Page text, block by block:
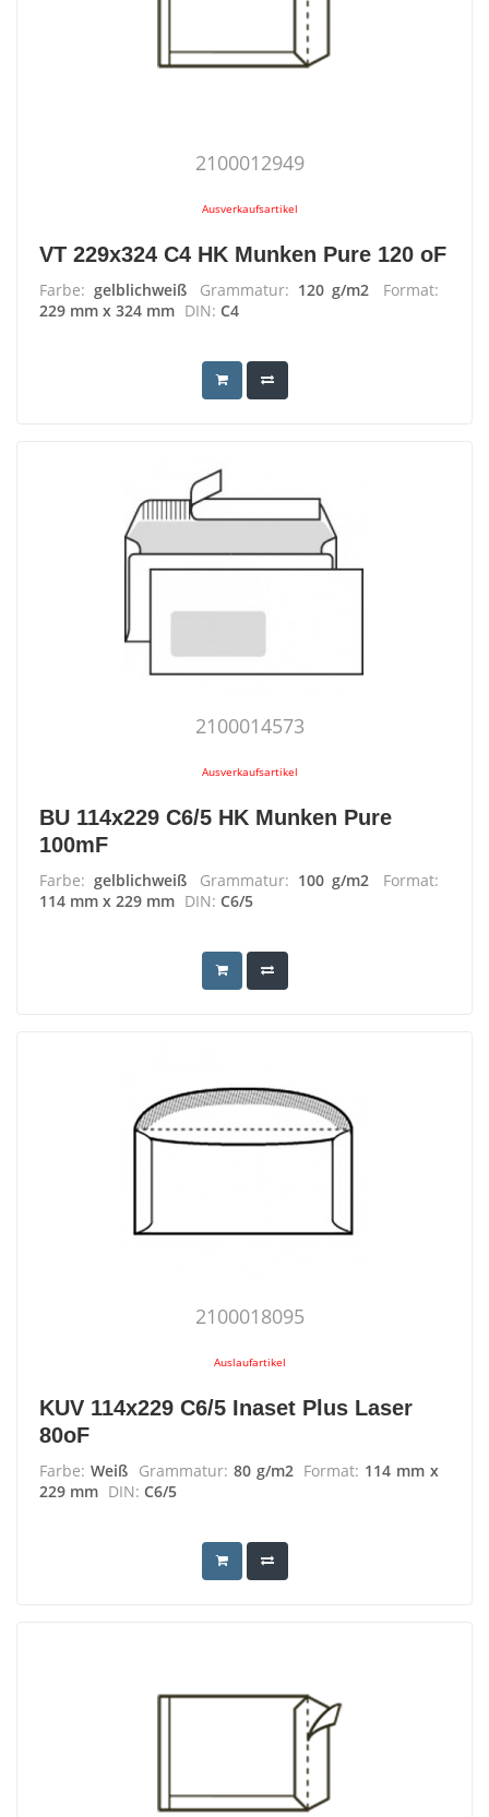
2100012949
Ausverkaufsartikel
VT 229x324 C4 HK Munken Pure 120 oF
Farbe: gelblichweiß Grammatur: 120 g/m2
Format:
229 mm x 324 mm DIN: C4
2100014573
Ausverkaufsartikel
BU 114x229 C6/5 HK Munken Pure
100mF
Farbe: gelblichweiß Grammatur: 100 g/m2
Format:
114 mm x 229 mm DIN: C6/5
2100018095
Auslaufartikel
KUV 114x229 C6/5 Inaset Plus Laser
80oF
Farbe: Weiß Grammatur: 80 g/m2 Format: 114 mm x
229 mm DIN: C6/5